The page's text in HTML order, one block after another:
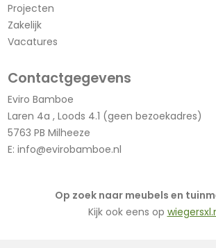
Projecten
Zakelijk
Vacatures
Contactgegevens
Eviro Bamboe
Laren 4a , Loods 4.1 (geen bezoekadres)
5763 PB Milheeze
E: info@evirobamboe.nl
Op zoek naar meubels en
Kijk ook eens op